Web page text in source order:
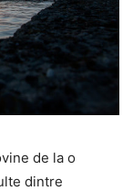
de la o
dintre